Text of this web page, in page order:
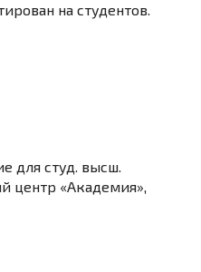
на студентов.
для студ. высш.
центр «Академия»,